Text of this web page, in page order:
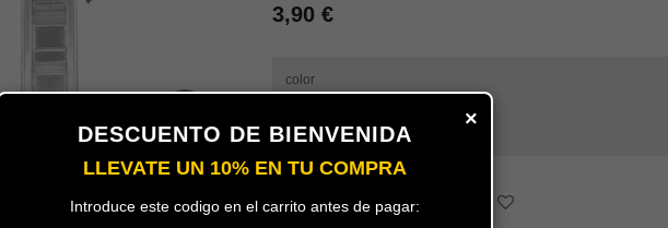
3,90 €
color
Añadir al carrito
×
DESCUENTO DE BIENVENIDA
LLEVATE UN 10% EN TU COMPRA
Introduce este codigo en el carrito antes de pagar: